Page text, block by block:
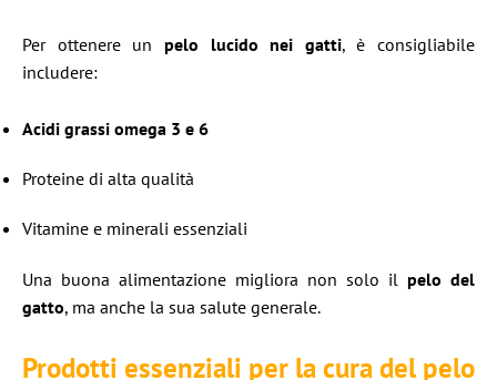
Per ottenere un pelo lucido nei gatti, è consigliabile
includere:
Acidi grassi omega 3 e 6
Proteine di alta qualità
Vitamine e minerali essenziali
Una buona alimentazione migliora non solo il pelo del
gatto, ma anche la sua salute generale.
Prodotti essenziali per la cura del pelo